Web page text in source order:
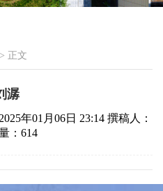
> 正文
潺
年01月06日 23:14 撰稿人：
： 614